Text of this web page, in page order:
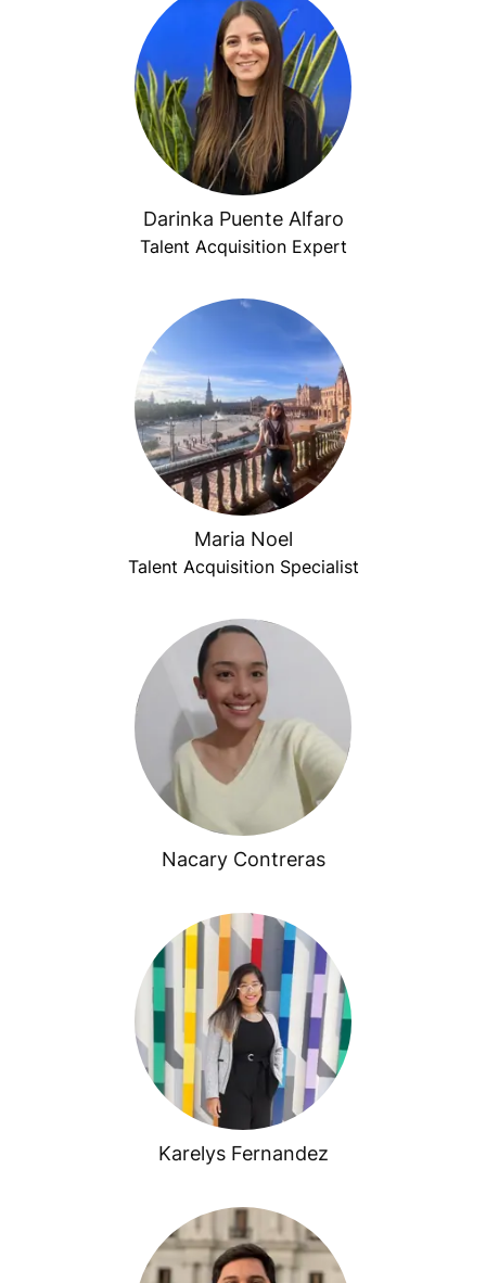
Darinka Puente Alfaro
Talent Acquisition Expert
Maria Noel
Talent Acquisition Specialist
Nacary Contreras
Karelys Fernandez